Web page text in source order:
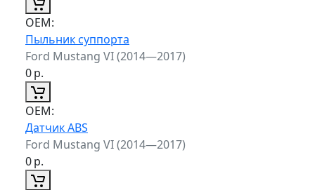
ОЕМ:
Пыльник суппорта
Ford Mustang VI (2014—2017)
0р.
ОЕМ:
Датчик ABS
Ford Mustang VI (2014—2017)
0р.